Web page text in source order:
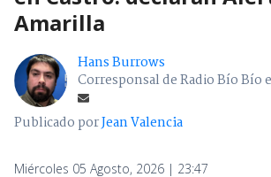
Amarilla
Hans Burrows
Corresponsal de Radio Bío Bío
Publicado porJean Valencia
Miércoles 05 Agosto, 2026 | 23:47